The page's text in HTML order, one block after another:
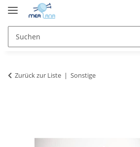
Zurück zur Liste Sonstige